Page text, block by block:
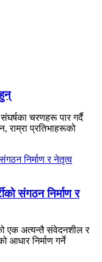
चरणहरू पार गर्दै
राम्रा प्रतिभाहरूको
संगठन निर्माण र
एक अत्यन्तै संवेदनशील र
आधार निर्माण गर्ने